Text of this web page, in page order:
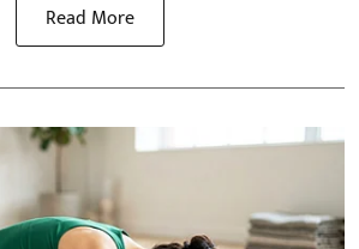
Read More